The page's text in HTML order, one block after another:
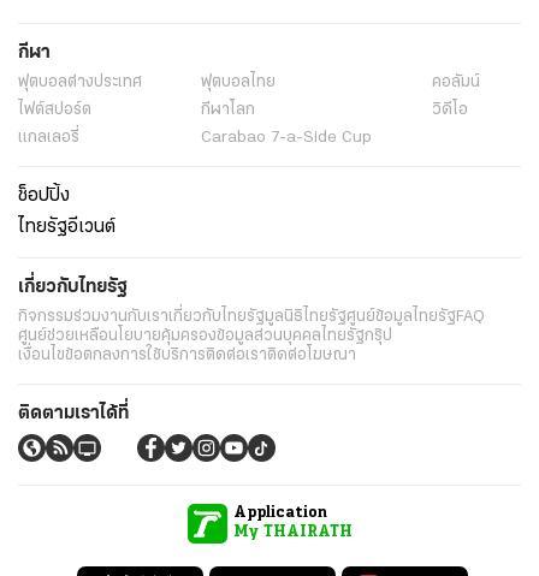
กีฬา
ฟุตบอลต่่างประเทศ ฟุตบอลไทย
คอลัมน์
ไฟต์สปอร์ต
กีฬาโลก
วิดีโอ
แกลเลอรี่
Carabao 7-a-Side Cup
ช็อปปิ้ง
ไทยรัฐอีเวนต์
เกี่ยวกับไทยรัฐ
กิจกรรมร่วมงานกับเราเกี่ยวกับไทยรัฐมูลนิธิไทยรัฐศูนย์ข้อมูลไทยรัฐFAQ
ศูนย์ช่วยเหลือนโยบายคุ้มครองข้อมูลส่วนบุคคลไทยรัฐกรุ๊ป
เงื่อนไขข้อตกลงการใช้บริการติดต่อเราติดต่อโฆษณา
ติดตามเราได้ที่
Application
My THAIRATH